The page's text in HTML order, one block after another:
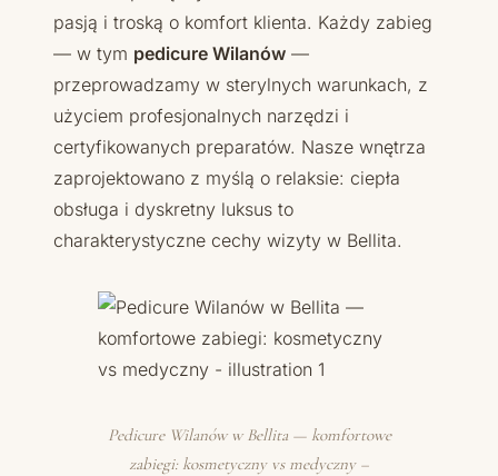
pasją i troską o komfort klienta. Każdy zabieg
— w tym pedicure Wilanów —
przeprowadzamy w sterylnych warunkach, z
użyciem profesjonalnych narzędzi i
certyfikowanych preparatów. Nasze wnętrza
zaprojektowano z myślą o relaksie: ciepła
obsługa i dyskretny luksus to
charakterystyczne cechy wizyty w Bellita.
Pedicure Wilanów w Bellita — komfortowe
zabiegi: kosmetyczny vs medyczny –